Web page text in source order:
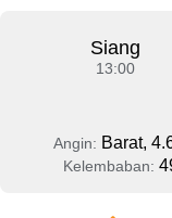
Siang
13:00
Angin: Barat,
Kelembaban: